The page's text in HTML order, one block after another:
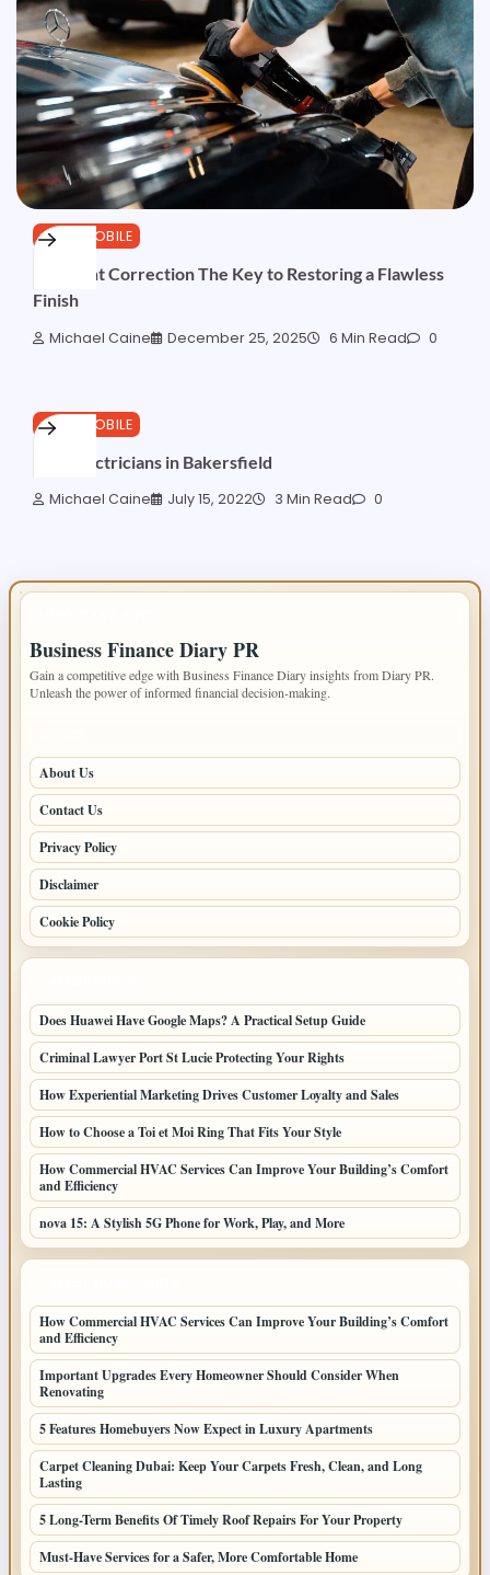
AUTOMOBILE
Car Paint Correction The Key to Restoring a Flawless
Finish
Michael Caine December 25, 2025 6 Min Read 0
AUTOMOBILE
Best Electricians in Bakersfield
Michael Caine July 15, 2022 3 Min Read 0
Business Finance Diary PR
Gain a competitive edge with Business Finance Diary insights from Diary PR.
Unleash the power of informed financial decision-making.
About Us
Contact Us
Privacy Policy
Disclaimer
Cookie Policy
Does Huawei Have Google Maps? A Practical Setup Guide
Criminal Lawyer Port St Lucie Protecting Your Rights
How Experiential Marketing Drives Customer Loyalty and Sales
How to Choose a Toi et Moi Ring That Fits Your Style
How Commercial HVAC Services Can Improve Your Building’s Comfort
and Efficiency
nova 15: A Stylish 5G Phone for Work, Play, and More
How Commercial HVAC Services Can Improve Your Building’s Comfort
and Efficiency
Important Upgrades Every Homeowner Should Consider When
Renovating
5 Features Homebuyers Now Expect in Luxury Apartments
Carpet Cleaning Dubai: Keep Your Carpets Fresh, Clean, and Long
Lasting
5 Long-Term Benefits Of Timely Roof Repairs For Your Property
Must-Have Services for a Safer, More Comfortable Home